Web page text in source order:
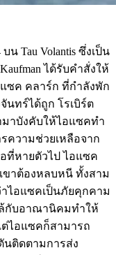
บน Tau Volantis ซึ่งเป็น
ได้รับคำสั่งให้
ซค คลาร์ก ที่กำลังพัก
นทร์ได้ถูก โรเบิร์ต
มาบังคับให้ไอแซคทำ
ความช่วยเหลือจาก
ที่หายตัวไป ไอแซค
ขาต้องหลบหนี ทั้งสาม
ไอแซคเป็นภัยคุกคาม
ล้กับอาณานิคมทำให้
ต่ไอแซคก็สามารถ
นติดตามการส่ง